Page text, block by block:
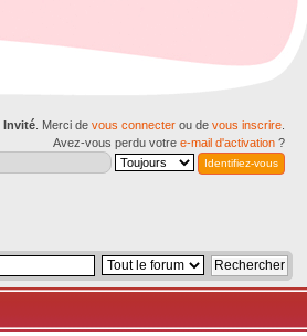
Invité . Merci de vous connecter ou de vous inscrire
Avez-vous perdu votre e-mail d'activation ?